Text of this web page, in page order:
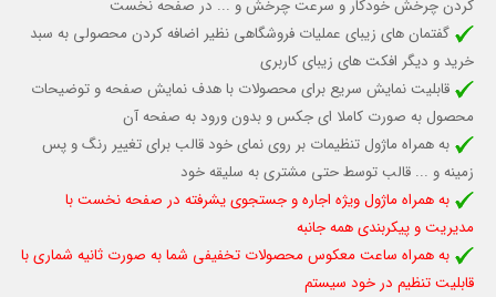
کردن چرخش خودکار و سرعت چرخش و ... در صفحه نخست
گفتمان های زیبای عملیات فروشگاهی نظیر اضافه کردن محصولی به سبد
خرید و دیگر افکت های زیبای کاربری
قابلیت نمایش سریع برای محصولات با هدف نمایش صفحه و توضیحات
محصول به صورت کاملا ای جکس و بدون ورود به صفحه آن
به همراه ماژول تنظیمات بر روی نمای خود قالب برای تغییر رنگ و پس
زمینه و ... قالب توسط حتی مشتری به سلیقه خود
به همراه ماژول ویژه اجاره و جستجوی یشرفته در صفحه نخست با
مدیریت و پیکربندی همه جانبه
به همراه ساعت معکوس محصولات تخفیفی شما به صورت ثانیه شماری با
قابلیت تنظیم در خود سیستم